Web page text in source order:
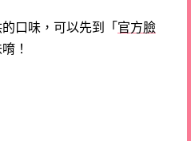
口味，可以先到「 官方臉
！